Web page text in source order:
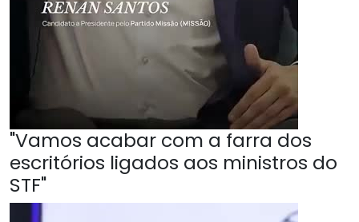
"Vamos acabar com a farra dos
escritórios ligados aos ministros do
STF"